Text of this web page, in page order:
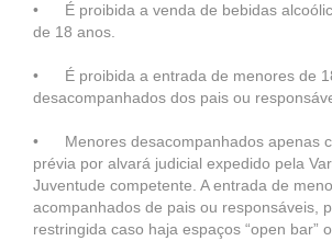
• É proibida a venda de bebidas
de 18 anos.
• É proibida a entrada de menores de
desacompanhados dos pais ou
• Menores desacompanhados apenas
prévia por alvará judicial expedido pela
Juventude competente. A entrada de
acompanhados de pais ou responsáveis,
restringida caso haja espaços “open bar”